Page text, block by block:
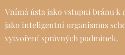
Vnímá ústa jako vstupní bránu k
jako inteligentní organismus
vytvoření správných podmínek.